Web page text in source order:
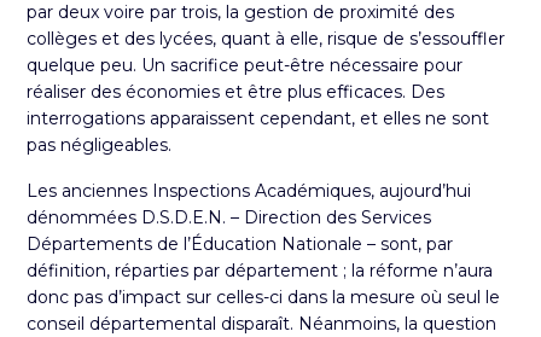
par deux voire par trois, la gestion de proximité des
collèges et des lycées, quant à elle, risque de s’essouffler
quelque peu. Un sacrifice peut-être nécessaire pour
réaliser des économies et être plus efficaces. Des
interrogations apparaissent cependant, et elles ne sont
pas négligeables.
Les anciennes Inspections Académiques, aujourd’hui
dénommées D.S.D.E.N. – Direction des Services
Départements de l’Éducation Nationale – sont, par
définition, réparties par département ; la réforme n’aura
donc pas d’impact sur celles-ci dans la mesure où seul le
conseil départemental disparaît. Néanmoins, la question